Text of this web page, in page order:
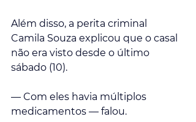
Além disso, a perita criminal
Camila Souza explicou que o casal
não era visto desde o último
sábado (10).
— Com eles havia múltiplos
medicamentos — falou.